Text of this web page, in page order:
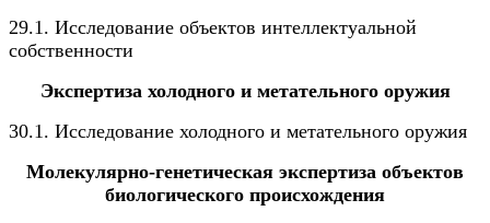
29.1. Исследование объектов интеллектуальной
собственности
Экспертиза холодного и метательного оружия
30.1. Исследование холодного и метательного оружия
Молекулярно-генетическая экспертиза объектов
биологического происхождения